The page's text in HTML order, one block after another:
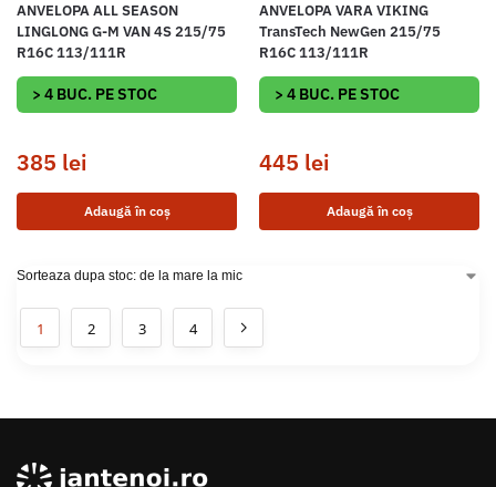
ANVELOPA ALL SEASON
LINGLONG G-M VAN 4S 215/75
R16C 113/111R
> 4 BUC. PE STOC
385 lei
Adaugă în coș
ANVELOPA VARA VIKING
TransTech NewGen 215/75
R16C 113/111R
> 4 BUC. PE STOC
445 lei
Adaugă în coș
1 2 3 4